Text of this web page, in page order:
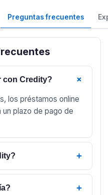
Preguntas frecuentes
con Credity? +
los préstamos online
plazo de pago de
+
+